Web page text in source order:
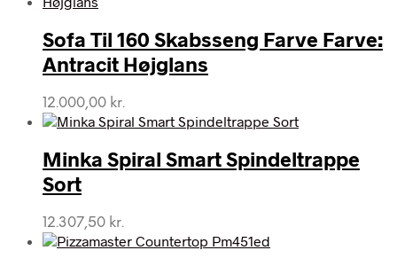
Sofa Til 160 Skabsseng Farve Farve:
Antracit Højglans
12.000,00 kr.
Minka Spiral Smart Spindeltrappe
Sort
12.307,50 kr.